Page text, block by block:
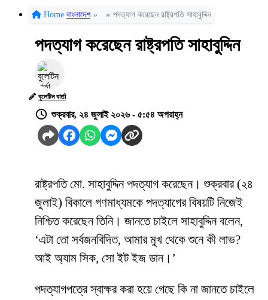
Home বাংলাদেশ » » পদত্যাগ করেছেন রাষ্ট্রপতি সাহাবুদ্দিন
পদত্যাগ করেছেন রাষ্ট্রপতি সাহাবুদ্দিন
বুলেটিন বার্তা
শুক্রবার, ২৪ জুলাই ২০২৬ - ৫:৫৪ অপরাহ্ন
রাষ্ট্রপতি মো. সাহাবুদ্দিন পদত্যাগ করেছেন। শুক্রবার (২৪
জুলাই) বিকালে গণমাধ্যমকে পদত্যাগের বিষয়টি নিজেই
নিশ্চিত করেছেন তিনি। জানতে চাইলে সাহাবুদ্দিন বলেন,
‘এটা তো সর্বজনবিদিত, আমার মুখ থেকে শুনে কী লাভ?
আই অ্যাম সিক, সো ইট ইজ ডান।’
পদত্যাগপত্রে স্বাক্ষর করা হয়ে গেছে কি না জানতে চাইলে